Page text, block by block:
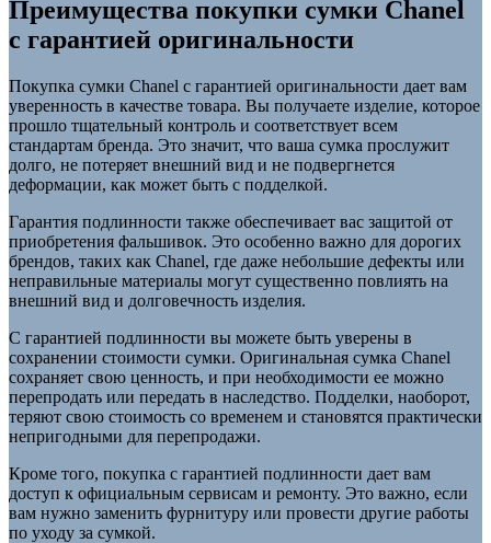
Преимущества покупки сумки Chanel
с гарантией оригинальности
Покупка сумки Chanel с гарантией оригинальности дает вам
уверенность в качестве товара. Вы получаете изделие, которое
прошло тщательный контроль и соответствует всем
стандартам бренда. Это значит, что ваша сумка прослужит
долго, не потеряет внешний вид и не подвергнется
деформации, как может быть с подделкой.
Гарантия подлинности также обеспечивает вас защитой от
приобретения фальшивок. Это особенно важно для дорогих
брендов, таких как Chanel, где даже небольшие дефекты или
неправильные материалы могут существенно повлиять на
внешний вид и долговечность изделия.
С гарантией подлинности вы можете быть уверены в
сохранении стоимости сумки. Оригинальная сумка Chanel
сохраняет свою ценность, и при необходимости ее можно
перепродать или передать в наследство. Подделки, наоборот,
теряют свою стоимость со временем и становятся практически
непригодными для перепродажи.
Кроме того, покупка с гарантией подлинности дает вам
доступ к официальным сервисам и ремонту. Это важно, если
вам нужно заменить фурнитуру или провести другие работы
по уходу за сумкой.